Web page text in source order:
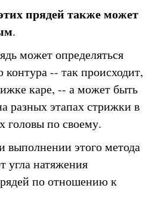
прядей также может
.
может определяться
-- так происходит,
каре, -- а может быть
разных этапах стрижки в
головы по своему.
выполнении этого метода
угла натяжения
по отношению к